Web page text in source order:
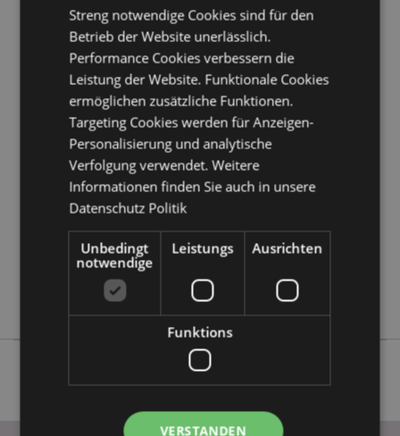
Möchten Sie mehr über den Einkauf bei Puckator
erfahren?
Dann lesen Sie unseren
Leitfaden für
Kundeninformationen.
Produktattribute
Information
Höhe 9cm Breite 14cm Tiefe 9.5cm
5055071509773
24
0.498000
Keine
Beans & Co Cats
Streng notwendige Cookies sind für den
Betrieb der Website unerlässlich.
Performance Cookies verbessern die
Leistung der Website. Funktionale Cookies
ermöglichen zusätzliche Funktionen.
Targeting Cookies werden für Anzeigen-
Personalisierung und analytische
Verfolgung verwendet. Weitere
Informationen finden Sie auch in unsere
Datenschutz Politik
Unbedingt
notwendige
Leistungs Ausrichten
Funktions
VERSTANDEN